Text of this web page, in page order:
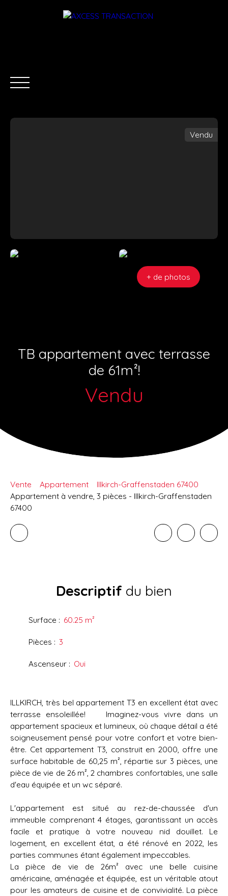
Vendu
+ de photos
TB appartement avec terrasse
de 61m²!
Vendu
Vente Appartement
Illkirch-Graffenstaden 67400
Appartement à vendre, 3 pièces - Illkirch-Graffenstaden
67400
Descriptif du bien
Surface : 60.25 m²
Pièces : 3
Ascenseur : Oui
ILLKIRCH, très bel appartement T3 en excellent état avec
terrasse ensoleillée! Imaginez-vous vivre dans un
appartement spacieux et lumineux, où chaque détail a été
soigneusement pensé pour votre confort et votre bien-
être. Cet appartement T3, construit en 2000, offre une
surface habitable de 60,25 m², répartie sur 3 pièces, une
pièce de vie de 26 m², 2 chambres confortables, une salle
d'eau équipée et un wc séparé.
L'appartement est situé au rez-de-chaussée d'un
immeuble comprenant 4 étages, garantissant un accès
facile et pratique à votre nouveau nid douillet. Le
logement, en excellent état, a été rénové en 2022, les
parties communes étant également impeccables.
La pièce de vie de 26m² avec une belle cuisine
américaine, aménagée et équipée, est un véritable atout
pour les amateurs de cuisine et de convivialité. La pièce